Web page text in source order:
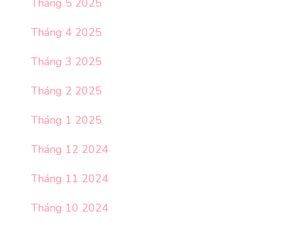
Tháng 5 2025
Tháng 4 2025
Tháng 3 2025
Tháng 2 2025
Tháng 1 2025
Tháng 12 2024
Tháng 11 2024
Tháng 10 2024